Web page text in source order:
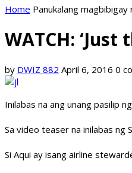
Home Panukalang
WATCH:
by DWIZ 882 April 6, 2016 0
Inilabas na ang unang pasilip
Sa video teaser na inilabas ng
Si Aqui ay isang airline